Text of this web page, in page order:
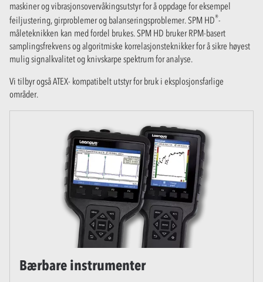
maskiner og vibrasjonsovervåkingsutstyr for å oppdage for eksempel
feiljustering, girproblemer og balanseringsproblemer. SPM HD®-
måleteknikken kan med fordel brukes. SPM HD bruker RPM-basert
samplingsfrekvens og algoritmiske korrelasjonsteknikker for å sikre høyest
mulig signalkvalitet og knivskarpe spektrum for analyse.
Vi tilbyr også ATEX- kompatibelt utstyr for bruk i eksplosjonsfarlige
områder.
Bærbare instrumenter